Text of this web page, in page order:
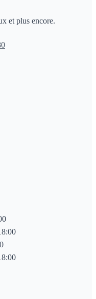
et plus encore.